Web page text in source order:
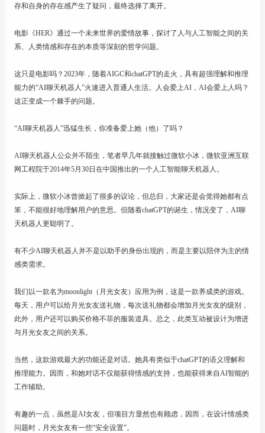
存和自身的存在感产生了疑问，最终选择了离开。
电影《HER》通过一个未来世界的爱情故事，探讨了人与人工智能之间的关
系、人类情感和存在的本质等深刻的哲学问题。
这只是电影吗？2023年，随着AIGC和chatGPT的走火，具有超强理解和推理
能力的“AI聊天机器人”火速进入普通人生活。人会爱上AI，AI会爱上人吗？
这正变成一个棘手的问题。
“AI聊天机器人”迅猛生长，你准备爱上她（他）了吗？
AI聊天机器人公众并不陌生，笔者早几年就接触过微软小冰，微软亚洲互联
网工程院于2014年5月30日在中国推出的一个人工智能聊天机器人。
实际上，微软小冰曾掀起了很多的议论，但总归，大家还是会觉得她都有点
笨，不能很好地理解用户的意思。但随着chatGPT的诞生，情况变了，AI聊
天机器人更聪明了。
有不少AI聊天机器人并不是以助手的身份出现的，而是主要以陪伴为主的情
感类需求。
我们以一款名为moonlight（月光女友）应用为例，这是一款养成类的游戏。
每天，用户可以给月光女友送礼物，每次送礼物都会增加月光女友的级别，
此外，用户还可以购买价格不菲的服装道具。总之，此类互动被设计为增进
与月光女友之间的关系。
当然，这款游戏最大的功能还是对话。她具有类似于chatGPT的语义理解和
推理能力。因而，和她对话不仅能获得情感的支持，也能获得来自AI智能的
工作辅助。
有趣的一点，虽然是AI女友，但项目方显然也有顾虑，因而，在设计情感类
问题时，月光女友有一些“安全设置”。